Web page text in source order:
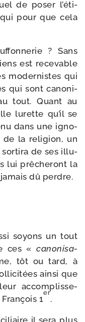
de poser l’é­ti­
pour que cela
? Sans
est rece­vable
moder­nistes qui
qui sont cano­ni­
tout. Quant au
lurette qu’il se
dans une igno­
de la reli­gion, un
sor­ti­ra de ses illu­
lui prê­che­ront la
dû perdre.
soyons un tout
ces « cano­ni­sa­
tôt ou tard, à
ain­si que
accom­plis­se­
1
er
.
il sera plus